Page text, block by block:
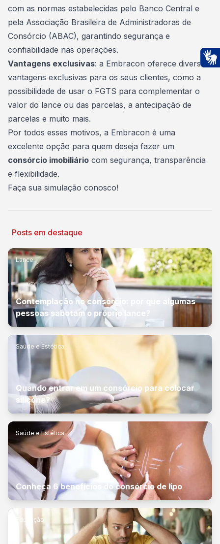
com as normas estabelecidas pelo Banco Central e
pela Associação Brasileira de Administradoras de
Consórcio (ABAC), garantindo segurança e
confiabilidade nas operações.
Vantagens exclusivas: a Embracon oferece diversas
vantagens exclusivas para os seus clientes, como a
possibilidade de usar o FGTS para complementar o
valor do lance ou das parcelas, a antecipação de
parcelas e muito mais.
Por todos esses motivos, a Embracon é uma
excelente opção para quem deseja fazer um
consórcio imobiliário com segurança, transparência
e flexibilidade.
Faça sua simulação conosco!
Posts em destaque
Lance
Contemplação no consórcio: por que algumas
pessoas sabotam o próprio lance?
Saúde e Estética
Quando entrar em um consórcio para colocar
silicone?
Saúde e Estética
Conheça 6 benefícios do consórcio de lipo
Educação